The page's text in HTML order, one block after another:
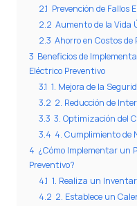
2.1 Prevención de Fallos
2.2 Aumento de la Vida
2.3 Ahorro en Costos de
3 Beneficios de
Eléctrico Preventivo
3.1 1. Mejora de la
3.2 2. Reducción de
3.3 3. Optimización del
3.4 4. Cumplimiento de
4 ¿Cómo Implementar un
Preventivo?
4.1 1. Realiza un
4.2 2. Establece un